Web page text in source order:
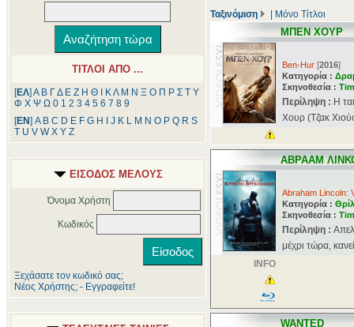
ΤΙΤΛΟΙ ΑΠΟ ...
[ΕΛ] Α Β ΓΔ Ε Ζ Η Θ ΚΛ Μ Ν Ξ Ο Π Ρ Σ Τ Υ
Φ Χ Ψ Ω 0 1 2 3 4 5 6 7 8 9
[ΕΝ] A B C D E F G H J K L M N O P Q R S
T U V W X Y Z
ΕΙΣΟΔΟΣ ΜΕΛΟΥΣ
Όνομα Χρήστη
Κωδικός
Ξεχάσατε τον κωδικό σας;
Νέος Χρήστης; - Εγγραφείτε!
Ταξινόμιση Μόνο Τίτλοι
ΜΠΕΝ ΧΟΥΡ
Ben-Hur [2016]
Κατηγορία :
Σκηνοθεσία :
Περίληψη : Η
Χουρ (Τζακ
ΑΒΡΑΑΜ
Abraham Lincoln:
Κατηγορία :
Σκηνοθεσία :
Περίληψη :
μέχρι τώρα,
INFO
WANTED